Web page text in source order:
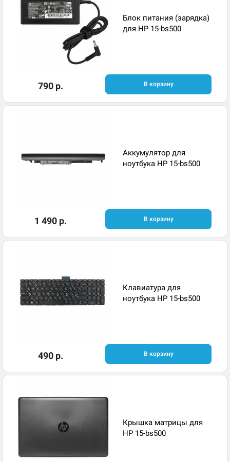
Блок питания (зарядка)
для HP 15-bs500
790 р. В корзину
Аккумулятор для
ноутбука HP 15-bs500
1 490 р. В корзину
Клавиатура для
ноутбука HP 15-bs500
490 р. В корзину
Крышка матрицы для
HP 15-bs500